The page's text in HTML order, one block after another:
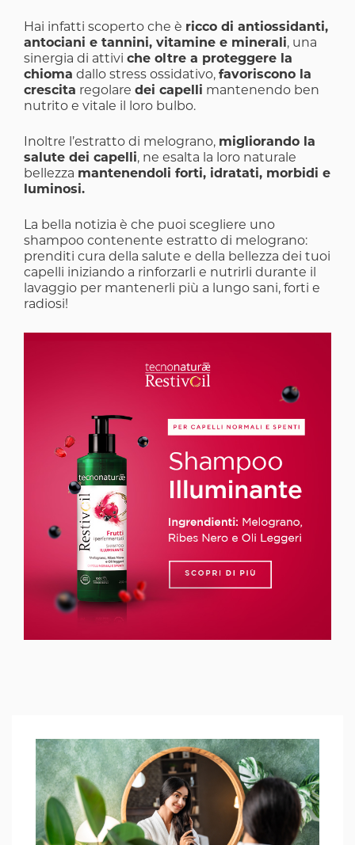
Hai infatti scoperto che è ricco di antiossidanti,
antociani e tannini, vitamine e minerali, una
sinergia di attivi che oltre a proteggere la
chioma dallo stress ossidativo, favoriscono la
crescita regolare dei capelli mantenendo ben
nutrito e vitale il loro bulbo.
Inoltre l’estratto di melograno, migliorando la
salute dei capelli, ne esalta la loro naturale
bellezza mantenendoli forti, idratati, morbidi e
luminosi.
La bella notizia è che puoi scegliere uno
shampoo contenente estratto di melograno:
prenditi cura della salute e della bellezza dei tuoi
capelli iniziando a rinforzarli e nutrirli durante il
lavaggio per mantenerli più a lungo sani, forti e
radiosi!